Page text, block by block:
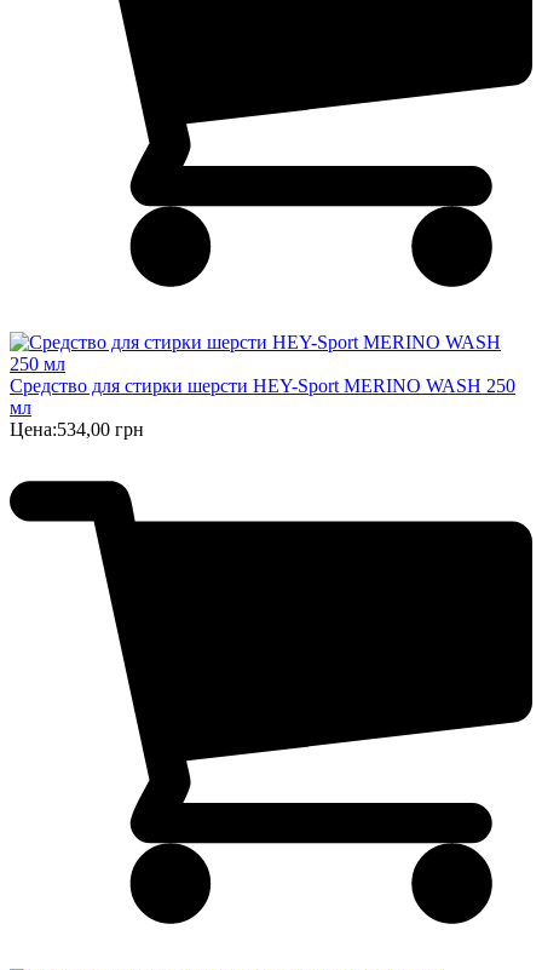
Cредство для стирки шерсти HEY-Sport MERINO WASH 250
мл
Цена:534,00 грн